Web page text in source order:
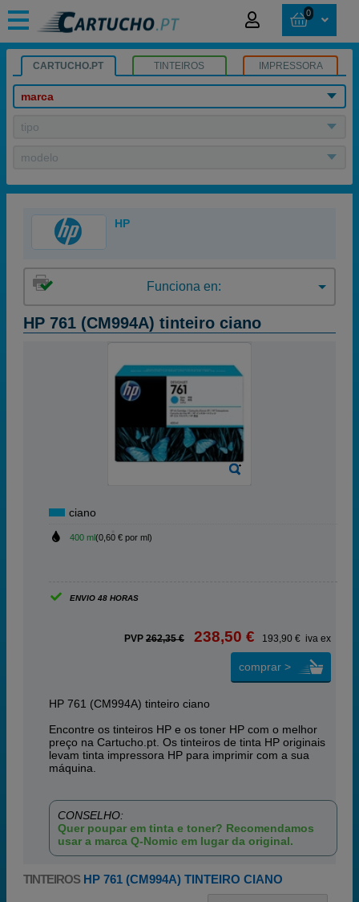
0
CARTUCHO.PT TINTEIROS IMPRESSORA
marca
tipo
modelo
HP
Funciona en:
HP 761 (CM994A) tinteiro ciano
ciano
400 ml(0,60 € por ml)
ENVIO 48 HORAS
PVP 262,35 € 238,50 € 193,90 € iva ex
comprar >
HP 761 (CM994A) tinteiro ciano
Encontre os tinteiros HP e os toner HP com o melhor
preço na Cartucho.pt. Os tinteiros de tinta HP originais
levam tinta impressora HP para imprimir com a sua
máquina.
CONSELHO:
Quer poupar em tinta e toner? Recomendamos
usar a marca Q-Nomic em lugar da original.
TINTEIROS HP 761 (CM994A) TINTEIRO CIANO